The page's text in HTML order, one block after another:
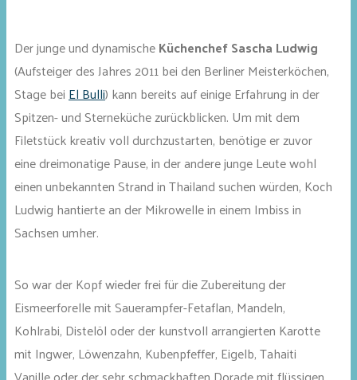
Der junge und dynamischeKüchenchef Sascha Ludwig
(Aufsteiger des Jahres 2011 bei den Berliner Meisterköchen,
Stage beiEl Bulli) kann bereits auf einige Erfahrung in der
Spitzen- und Sterneküche zurückblicken. Um mit dem
Filetstück kreativ voll durchzustarten, benötige er zuvor
eine dreimonatige Pause, in der andere junge Leute wohl
einen unbekannten Strand in Thailand suchen würden, Koch
Ludwig hantierte an der Mikrowelle in einem Imbiss in
Sachsen umher.
So war der Kopf wieder frei für die Zubereitung der
Eismeerforelle mit Sauerampfer-Fetaflan, Mandeln,
Kohlrabi, Distelöl oder der kunstvoll arrangierten Karotte
mit Ingwer, Löwenzahn, Kubenpfeffer, Eigelb, Tahaiti